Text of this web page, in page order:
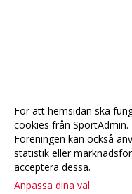
För att hemsidan ska
cookies från
Föreningen kan också
statistik eller
acceptera dessa.
Anpassa dina val